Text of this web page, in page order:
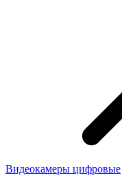
Видеокамеры цифровые